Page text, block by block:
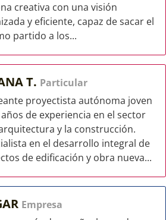
creativa con una visión
y eficiente, capaz de sacar el
partido a los...
T. Particular
proyectista autónoma joven
de experiencia en el sector
y la construcción.
en el desarrollo integral de
de edificación y obra nueva...
Empresa